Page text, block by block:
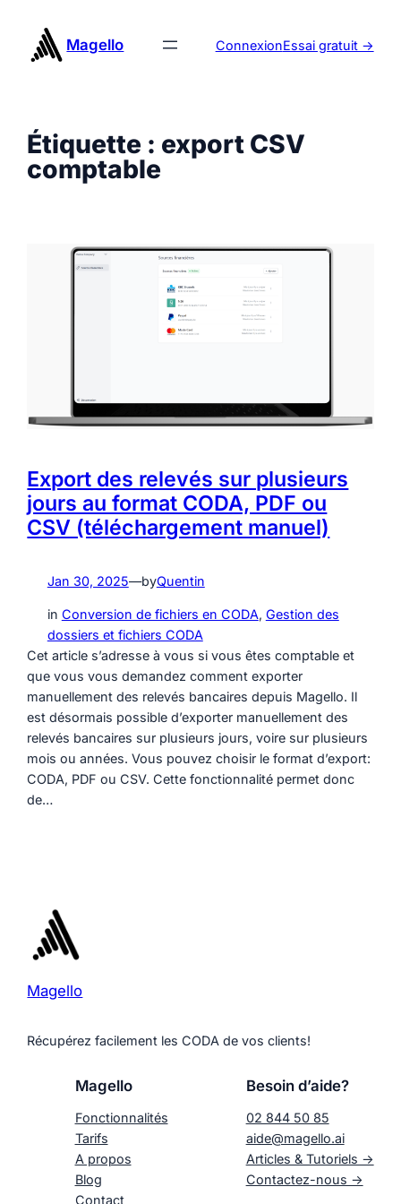
contenu
Magello ConnexionEssai gratuit ->
Étiquette : export CSV
comptable
Export des relevés sur plusieurs
jours au format CODA, PDF ou
CSV (téléchargement manuel)
Jan 30, 2025—byQuentin
in Conversion de fichiers en CODA, Gestion des
dossiers et fichiers CODA
Cet article s’adresse à vous si vous êtes comptable et
que vous vous demandez comment exporter
manuellement des relevés bancaires depuis Magello. Il
est désormais possible d’exporter manuellement des
relevés bancaires sur plusieurs jours, voire sur plusieurs
mois ou années. Vous pouvez choisir le format d’export:
CODA, PDF ou CSV. Cette fonctionnalité permet donc
de…
Magello
Récupérez facilement les CODA de vos clients!
Magello
Fonctionnalités
Tarifs
A propos
Blog
Contact
Besoin d’aide?
02 844 50 85
aide@magello.ai
Articles & Tutoriels ->
Contactez-nous ->